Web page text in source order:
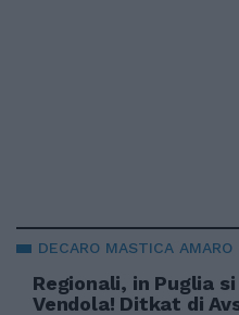
DECARO MASTICA AMARO
Regionali, in Puglia
Vendola! Ditkat di